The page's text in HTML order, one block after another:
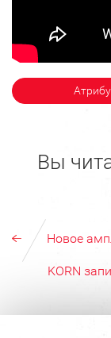
Вы
Новое
KORN